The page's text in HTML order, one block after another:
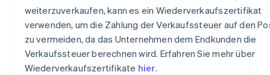
weiterzuverkaufen, kann es ein Wiederverkaufszertifikat
verwenden, um die Zahlung der Verkaufssteuer auf den
zu vermeiden, da das Unternehmen dem Endkunden die
Verkaufssteuer berechnen wird. Erfahren Sie mehr über
Wiederverkaufszertifikate hier.